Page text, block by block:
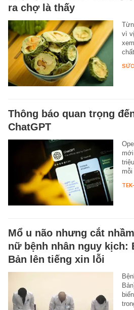
ra chợ là thấy
vì
Thông báo quan trọng
ChatGPT
mỗi
Mổ u não nhưng cắt
nữ bệnh nhân nguy kịch:
Bản lên tiếng xin lỗi